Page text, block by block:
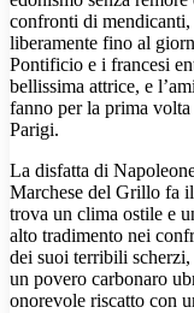
confronti di mendicanti,
liberamente fino al
Pontificio e i francesi
bellissima attrice, e
fanno per la prima
Parigi.
La disfatta di
Marchese del Grillo fa
trova un clima ostile e
alto tradimento nei
dei suoi terribili
un povero carbonaro
onorevole riscatto con